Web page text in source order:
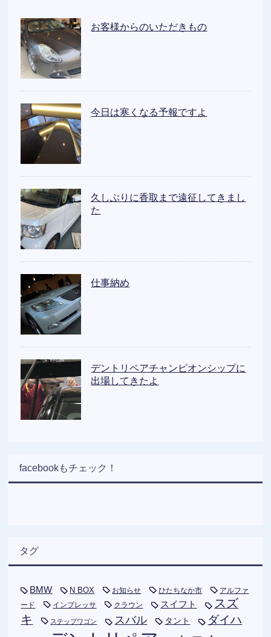
お客様からのいただきもの
今日は寒くなる予報ですよ
久しぶりに香取まで遠征してきまし
た
仕事納め
デントリペアチャンピオンシップに
出場してきたよ
facebookもチェック！
タグ
BMW N BOX お知らせ ひたちなか市
アルファ
ード
インプレッサ クラウン スイフト
スズ
キ
ステップワゴン スバル タント
ダイハ